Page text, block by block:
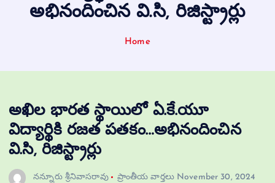
అభినందించిన వి.సి, రిజిస్ట్రార్లు
Home
అఖిల భారత స్థాయిలో ఏ.కే.యూ
విద్యార్థికి రజత పతకం…అభినందించిన
వి.సి, రిజిస్ట్రార్లు
నన్నూరు శ్రీనివాసరావు ప్రాంతీయ వార్తలు November 30, 2024